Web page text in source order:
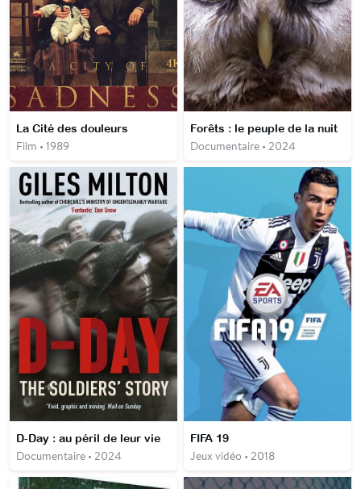
La Cité des douleurs
Film • 1989
Forêts : le peuple de la nuit
Documentaire • 2024
D-Day : au péril de leur vie
Documentaire • 2024
FIFA 19
Jeux vidéo • 2018